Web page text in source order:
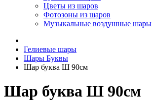
Цветы из шаров
Фотозоны из шаров
Музыкальные воздушные шары
Гелиевые шары
Шары Буквы
Шар буква Ш 90см
Шар буква Ш 90см